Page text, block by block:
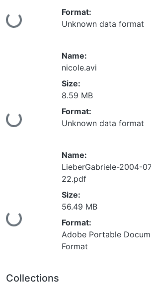
Format:
Unknown data format
Name:
nicole.avi
Size:
8.59 MB
Format:
Unknown data format
Name:
LieberGabriele-2004-
22.pdf
Size:
56.49 MB
Format:
Adobe Portable
Format
Collections